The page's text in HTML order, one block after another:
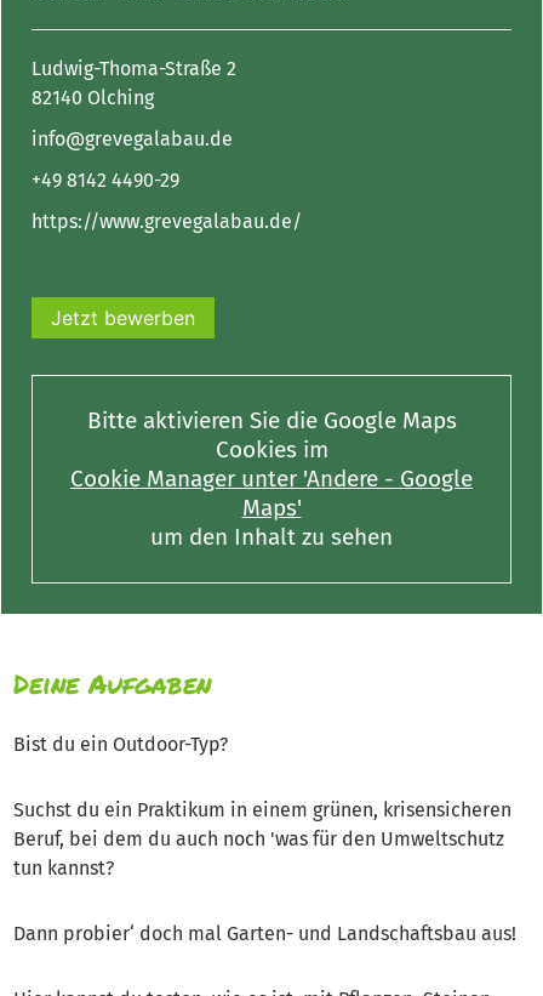
Ludwig-Thoma-Straße 2
82140 Olching
info@grevegalabau.de
+49 8142 4490-29
https://www.grevegalabau.de/
Jetzt bewerben
Bitte aktivieren Sie die Google Maps
Cookies im
Cookie Manager unter 'Andere - Google
Maps'
um den Inhalt zu sehen
Deine Aufgaben
Bist du ein Outdoor-Typ?
Suchst du ein Praktikum in einem grünen, krisensicheren
Beruf, bei dem du auch noch 'was für den Umweltschutz
tun kannst?
Dann probier‘ doch mal Garten- und Landschaftsbau aus!